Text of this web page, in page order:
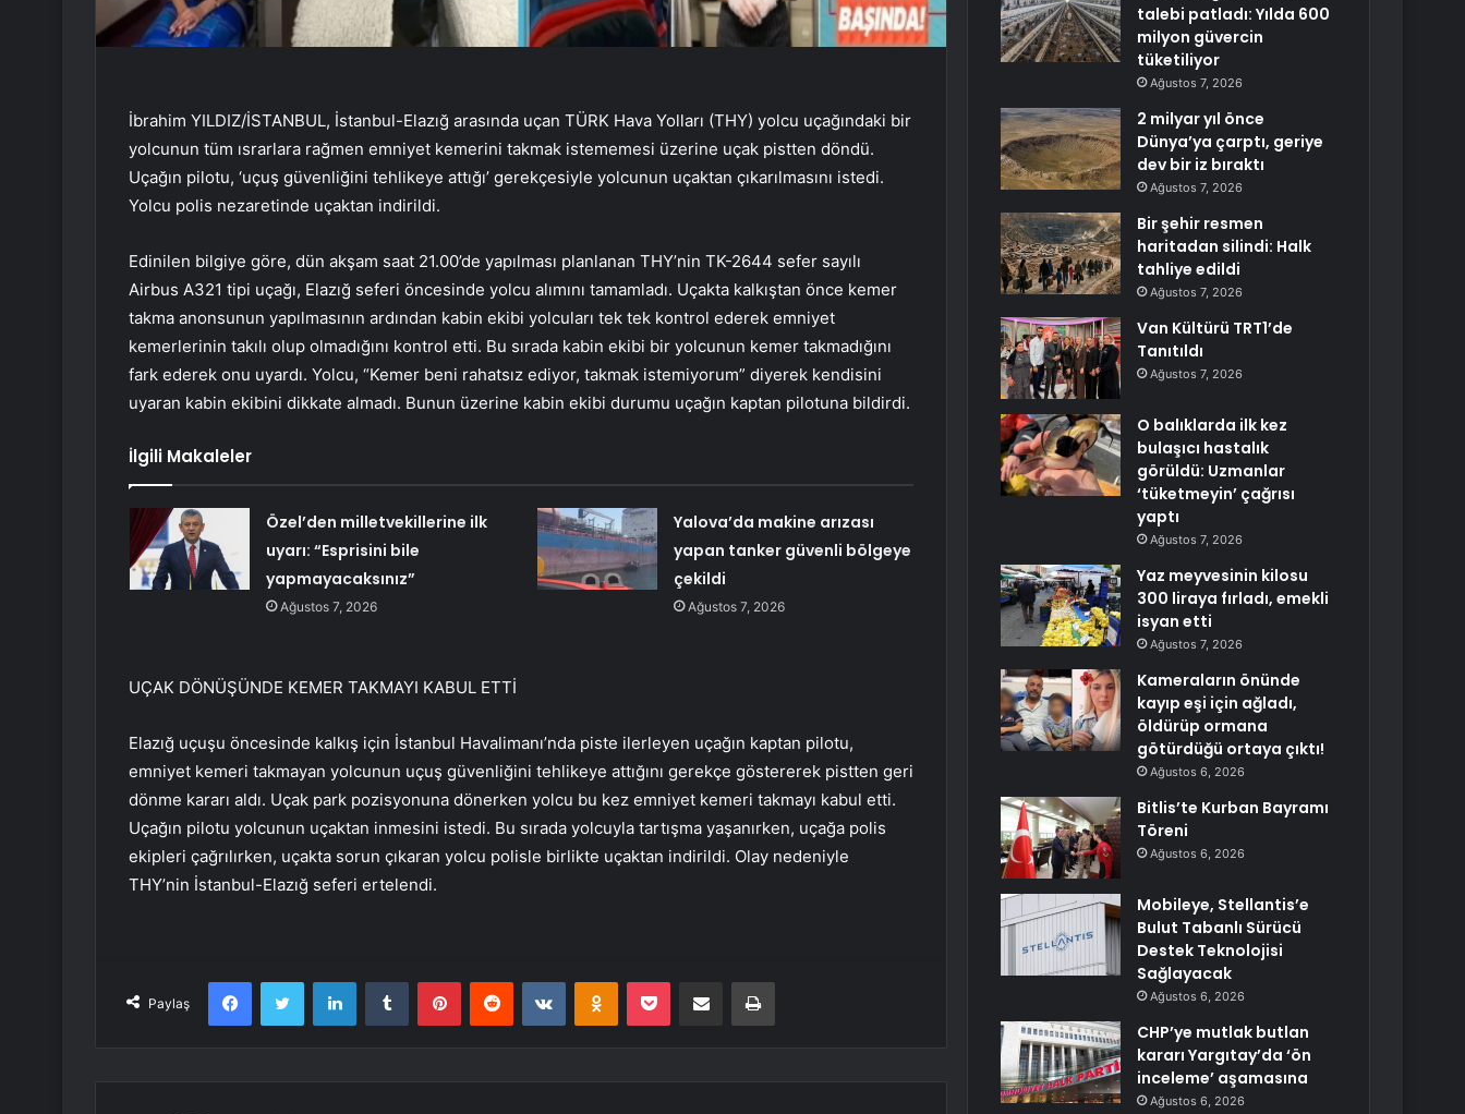
İbrahim YILDIZ/İSTANBUL, İstanbul-Elazığ arasında uçan TÜRK Hava Yolları (THY) yolcu uçağındaki bir
yolcunun tüm ısrarlara rağmen emniyet kemerini takmak istememesi üzerine uçak pistten döndü.
Uçağın pilotu, ‘uçuş güvenliğini tehlikeye attığı’ gerekçesiyle yolcunun uçaktan çıkarılmasını istedi.
Yolcu polis nezaretinde uçaktan indirildi.
Edinilen bilgiye göre, dün akşam saat 21.00’de yapılması planlanan THY’nin TK-2644 sefer sayılı
Airbus A321 tipi uçağı, Elazığ seferi öncesinde yolcu alımını tamamladı. Uçakta kalkıştan önce kemer
takma anonsunun yapılmasının ardından kabin ekibi yolcuları tek tek kontrol ederek emniyet
kemerlerinin takılı olup olmadığını kontrol etti. Bu sırada kabin ekibi bir yolcunun kemer takmadığını
fark ederek onu uyardı. Yolcu, “Kemer beni rahatsız ediyor, takmak istemiyorum” diyerek kendisini
uyaran kabin ekibini dikkate almadı. Bunun üzerine kabin ekibi durumu uçağın kaptan pilotuna bildirdi.
İlgili Makaleler
Özel’den milletvekillerine ilk
uyarı: “Esprisini bile
yapmayacaksınız”
Ağustos 7, 2026
Yalova’da makine arızası
yapan tanker güvenli bölgeye
çekildi
Ağustos 7, 2026
UÇAK DÖNÜŞÜNDE KEMER TAKMAYI KABUL ETTİ
Elazığ uçuşu öncesinde kalkış için İstanbul Havalimanı’nda piste ilerleyen uçağın kaptan pilotu,
emniyet kemeri takmayan yolcunun uçuş güvenliğini tehlikeye attığını gerekçe göstererek pistten geri
dönme kararı aldı. Uçak park pozisyonuna dönerken yolcu bu kez emniyet kemeri takmayı kabul etti.
Uçağın pilotu yolcunun uçaktan inmesini istedi. Bu sırada yolcuyla tartışma yaşanırken, uçağa polis
ekipleri çağrılırken, uçakta sorun çıkaran yolcu polisle birlikte uçaktan indirildi. Olay nedeniyle
THY’nin İstanbul-Elazığ seferi ertelendi.
Paylaş
FacebookTwitter LinkedInTumblr PinterestReddit VKontakteOdnoklassniki
Pocket E-Posta ile paylaş Yazdır
talebi patladı: Yılda 600
milyon güvercin
tüketiliyor
Ağustos 7, 2026
2 milyar yıl önce
Dünya’ya çarptı, geriye
dev bir iz bıraktı
Ağustos 7, 2026
Bir şehir resmen
haritadan silindi: Halk
tahliye edildi
Ağustos 7, 2026
Van Kültürü TRT1’de
Tanıtıldı
Ağustos 7, 2026
O balıklarda ilk kez
bulaşıcı hastalık
görüldü: Uzmanlar
‘tüketmeyin’ çağrısı
yaptı
Ağustos 7, 2026
Yaz meyvesinin kilosu
300 liraya fırladı, emekli
isyan etti
Ağustos 7, 2026
Kameraların önünde
kayıp eşi için ağladı,
öldürüp ormana
götürdüğü ortaya çıktı!
Ağustos 6, 2026
Bitlis’te Kurban Bayramı
Töreni
Ağustos 6, 2026
Mobileye, Stellantis’e
Bulut Tabanlı Sürücü
Destek Teknolojisi
Sağlayacak
Ağustos 6, 2026
CHP’ye mutlak butlan
kararı Yargıtay’da ‘ön
inceleme’ aşamasına
Ağustos 6, 2026